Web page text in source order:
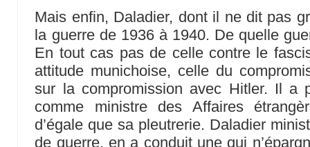
Mais enfin, Daladier, dont il ne dit pas
la guerre de 1936 à 1940. De quelle
En tout cas pas de celle contre le
attitude munichoise, celle du
sur la compromission avec Hitler. Il a
comme ministre des Affaires
d’égale que sa pleutrerie. Daladier
de guerre, en a conduit une qui